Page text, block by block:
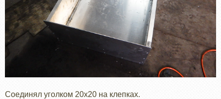
Соединял уголком 20х20 на клепках.